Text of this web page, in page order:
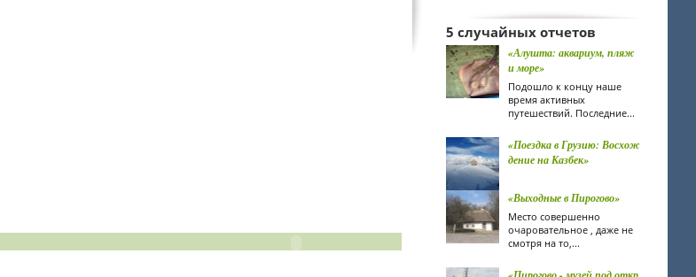
5 случайных отчетов
«Алушта: аквариум, пляж
и море»
Подошло к концу наше
время активных
путешествий. Последние...
«Поездка в Грузию: Восхож
дение на Казбек»
«Выходные в Пирогово»
Место совершенно
очаровательное , даже не
смотря на то,...